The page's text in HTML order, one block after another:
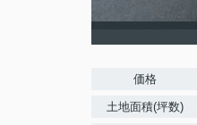
価格
土地面積(坪数)